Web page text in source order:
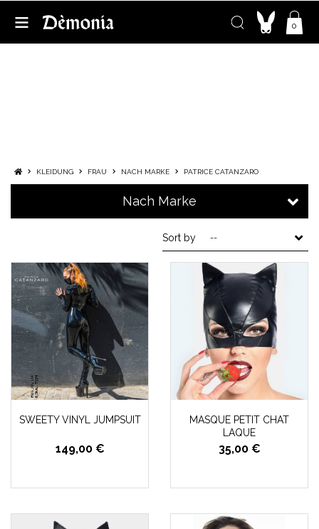
0
KLEIDUNG FRAU NACH MARKE PATRICE CATANZARO
Nach Marke
Sort by --
SWEETY VINYL JUMPSUIT
149,00 €
MASQUE PETIT CHAT
LAQUE
35,00 €